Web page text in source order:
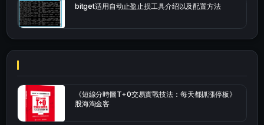
bitget适用自动止盈止损工具介绍以及配置方法
《短線分時圖T+0交易實戰技法：每天都抓漲停板》
股海淘金客